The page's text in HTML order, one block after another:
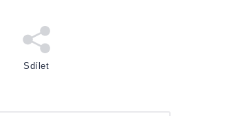
Sdílet